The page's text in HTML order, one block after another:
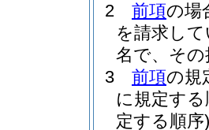
2
前項の場
を請求し
名で、そ
3
前項の規
に規定する
定する順序)